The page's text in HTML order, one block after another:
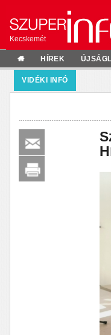
Kecskemét
HÍREK
VIDÉKI INFÓ